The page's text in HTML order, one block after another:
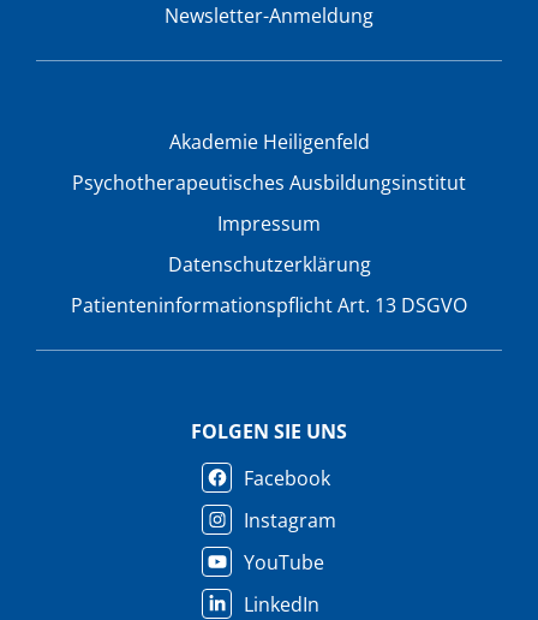
Newsletter-Anmeldung
Akademie Heiligenfeld
Psychotherapeutisches Ausbildungsinstitut
Impressum
Datenschutzerklärung
Patienteninformationspflicht Art. 13 DSGVO
FOLGEN SIE UNS
Facebook
Instagram
YouTube
LinkedIn